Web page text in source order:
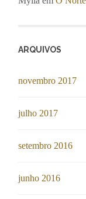
ARQUIVOS
novembro 2017
julho 2017
setembro 2016
junho 2016